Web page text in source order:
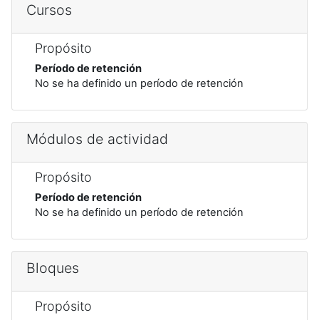
Cursos
Propósito
Período de retención
No se ha definido un período de retención
Módulos de actividad
Propósito
Período de retención
No se ha definido un período de retención
Bloques
Propósito